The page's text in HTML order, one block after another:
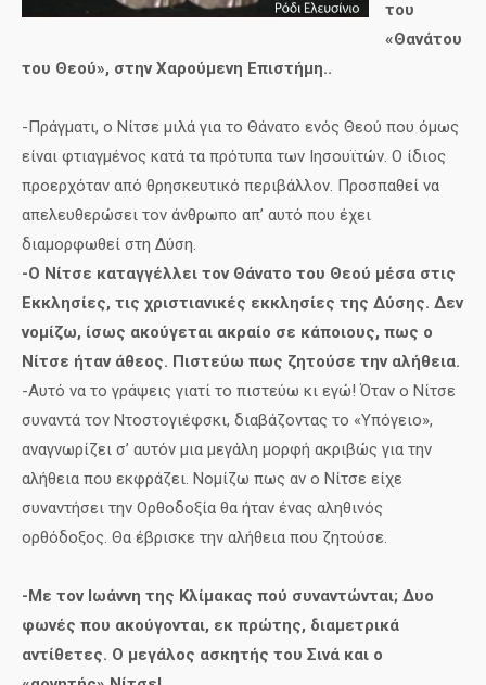
του
«Θανάτου
του Θεού», στην Χαρούμενη Επιστήμη..
-Πράγματι, ο Νίτσε μιλά για το Θάνατο ενός Θεού που όμως
είναι φτιαγμένος κατά τα πρότυπα των Ιησουϊτών. Ο ίδιος
προερχόταν από θρησκευτικό περιβάλλον. Προσπαθεί να
απελευθερώσει τον άνθρωπο απ’ αυτό που έχει
διαμορφωθεί στη Δύση.
-Ο Νίτσε καταγγέλλει τον Θάνατο του Θεού μέσα στις
Εκκλησίες, τις χριστιανικές εκκλησίες της Δύσης. Δεν
νομίζω, ίσως ακούγεται ακραίο σε κάποιους, πως ο
Νίτσε ήταν άθεος. Πιστεύω πως ζητούσε την αλήθεια.
-Αυτό να το γράψεις γιατί το πιστεύω κι εγώ! Όταν ο Νίτσε
συναντά τον Ντοστογιέφσκι, διαβάζοντας το «Υπόγειο»,
αναγνωρίζει σ’ αυτόν μια μεγάλη μορφή ακριβώς για την
αλήθεια που εκφράζει. Νομίζω πως αν ο Νίτσε είχε
συναντήσει την Ορθοδοξία θα ήταν ένας αληθινός
ορθόδοξος. Θα έβρισκε την αλήθεια που ζητούσε.
-Με τον Ιωάννη της Κλίμακας πού συναντώνται; Δυο
φωνές που ακούγονται, εκ πρώτης, διαμετρικά
αντίθετες. Ο μεγάλος ασκητής του Σινά και ο